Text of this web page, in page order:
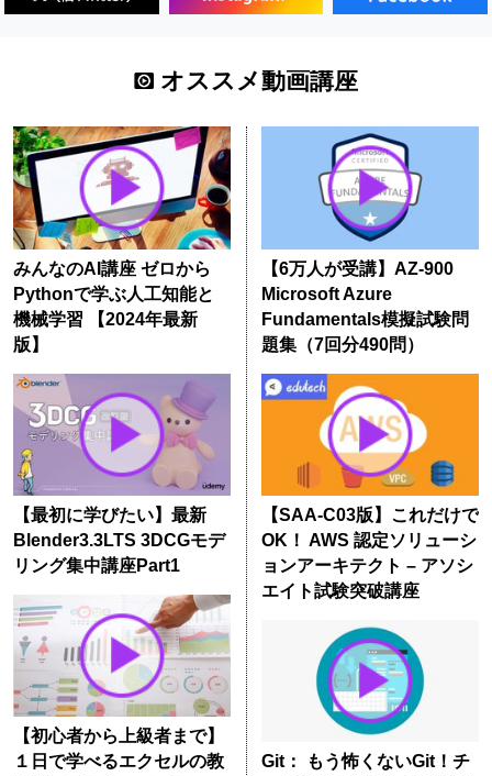
オススメ動画講座
みんなのAI講座 ゼロから
Pythonで学ぶ人工知能と
機械学習 【2024年最新
版】
【最初に学びたい】最新
Blender3.3LTS 3DCGモデ
リング集中講座Part1
【初心者から上級者まで】
１日で学べるエクセルの教
【6万人が受講】AZ-900
Microsoft Azure
Fundamentals模擬試験問
題集（7回分490問）
【SAA-C03版】これだけで
OK！ AWS 認定ソリューシ
ョンアーキテクト – アソシ
エイト試験突破講座
Git： もう怖くないGit！チ